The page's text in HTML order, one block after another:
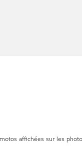
affichées sur les